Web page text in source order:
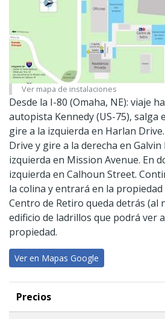
Ver mapa de instalaciones
Desde la I-80 (Omaha, NE): viaje
autopista Kennedy (US-75), salga
gire a la izquierda en Harlan
Drive y gire a la derecha en Galvin
izquierda en Mission Avenue. En
izquierda en Calhoun Street.
la colina y entrará en la propiedad
Centro de Retiro queda detrás (al
edificio de ladrillos que podrá ver
propiedad.
Ver en Mapas Google
Precios